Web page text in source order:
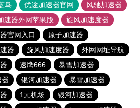
鸟 优途加速器官网
风驰加速器
速器外网苹果版
旋风加速度器
官网入口
原子加速器
器 旋风加速度器
外网网址导航
速鹰666
暴雪加速器
银河加速器
暴雪加速器
1元机场
银河加速器